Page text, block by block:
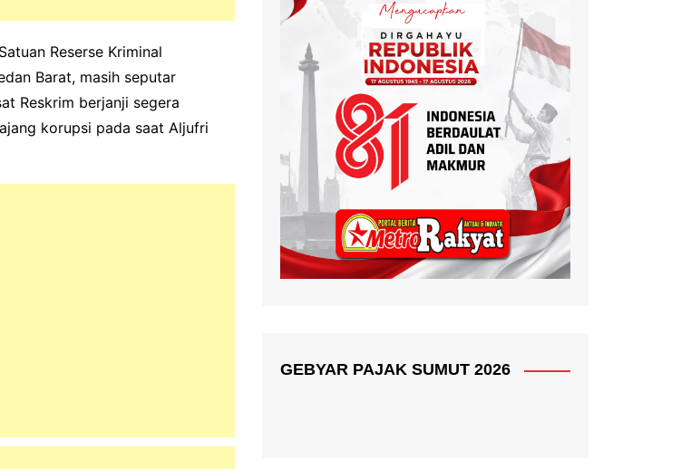
Reserse Kriminal
Barat, masih seputar
Reskrim berjanji segera
korupsi pada saat Aljufri
GEBYAR PAJAK SUMUT 2026